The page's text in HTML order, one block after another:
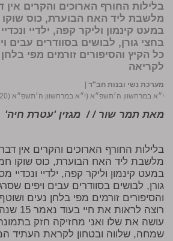
בלילות החורף הארוכים והקרים אין
מלשבת ליד האח הבוערת, כוס
במעט קינמון וליקר קפה, ילדיי
בחצי גורן, לבושים בסוודרים עבים
כל הקיץ והסיפורים זורמים מפי
לקריאה
מערכת נשי ובנות חב"ד
י״א במרחשוון ה׳תשפ״א (י״א במרחשוון ה׳תשפ״א (29/10/2020))
מאת תמר שור / / מגזין 'עטרת חיה'
בלילות החורף הארוכים והקרים אין
מלשבת ליד האח הבוערת, כוס שוקו
במעט קינמון וליקר קפה, ילדיי ונכדיי
גורן, לבושים בסוודרים עבים ויפים
והסיפורים זורמים מפי בלחן נעים
רוצה
עושה את שלו ואני מחזיקה חזק
שמחה, שלווה ובטחון לקראת העתיד